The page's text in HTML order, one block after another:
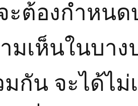
ะต้องกำหน
มเห็นในบาง
มกัน จะได้ไ